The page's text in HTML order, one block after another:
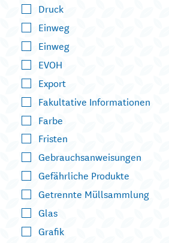
Druck
Einweg
Einweg
EVOH
Export
Fakultative Informationen
Farbe
Fristen
Gebrauchsanweisungen
Gefährliche Produkte
Getrennte Müllsammlung
Glas
Grafik